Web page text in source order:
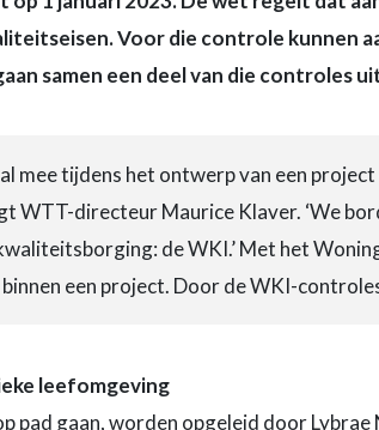
Voor die controle kunnen
samen een deel van die controles
mee tijdens het ontwerp van een
WTT-directeur Maurice Klaver. ‘We
de WKI.’ Met het
binnen een project. Door de WKI-
leefomgeving
pad gaan, worden opgeleid door